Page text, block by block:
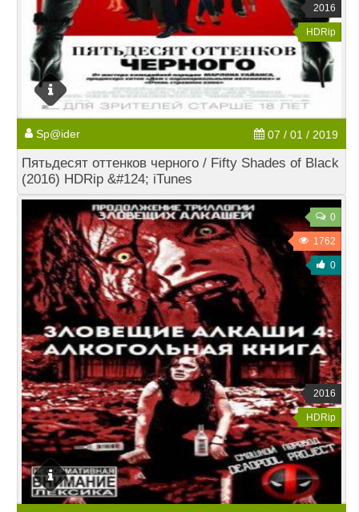
2016
HDRip
Sp@ider 07 / 01 / 2019
Пятьдесят оттенков черного / Fifty Shades of Black
(2016) HDRip &#124; iTunes
0
1762
0
2016
HDRip